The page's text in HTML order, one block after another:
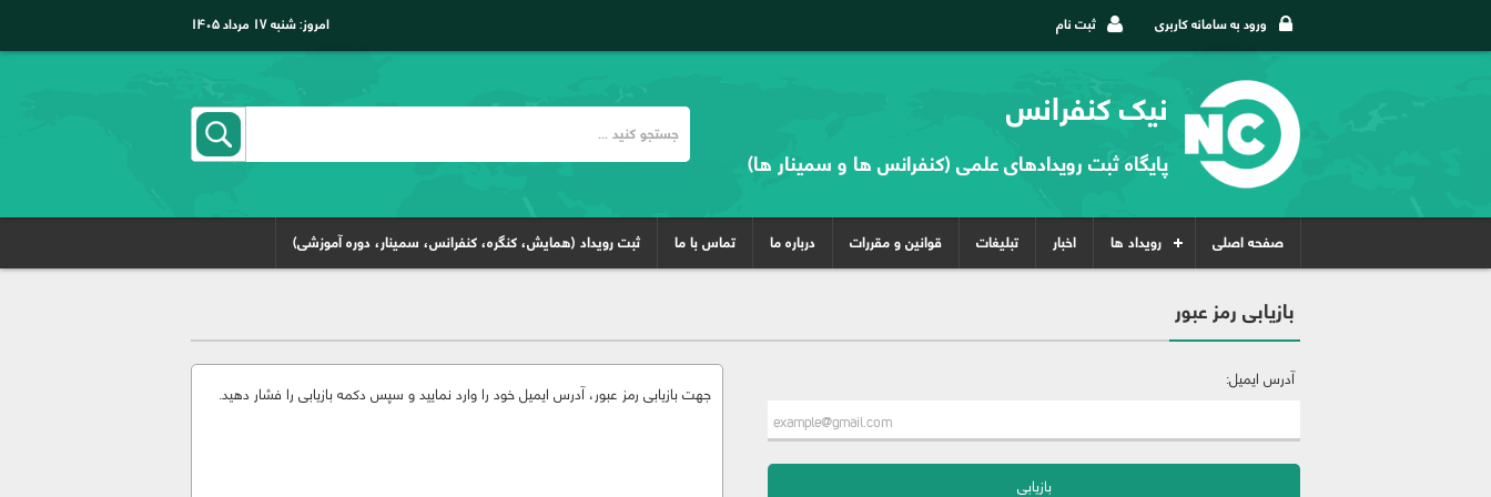
ورود به سامانه کاربری ثبت نام امروز:شنبه ۱۷ مرداد ۱۴۰۵
نیک کنفرانس
پایگاه ثبت رویدادهای علمی (کنفرانس ها و سمینار ها)
صفحه اصلی رویداد ها اخبار تبلیغات قوانین و مقررات درباره ما تماس با ما ثبت رویداد (همایش، کنگره، کنفرانس، سمینار، دوره آموزشی)
بازیابی رمز عبور
آدرس ایمیل:
جهت بازیابی رمز عبور، آدرس ایمیل خود را وارد نمایید و سپس دکمه بازیابی را فشار دهید.